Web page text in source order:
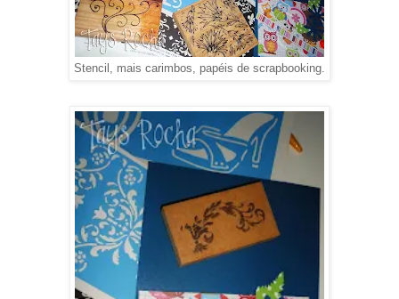
Stencil, mais carimbos, papéis de scrapbooking.